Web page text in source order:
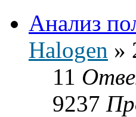
Анализ
Halogen »
11
9237